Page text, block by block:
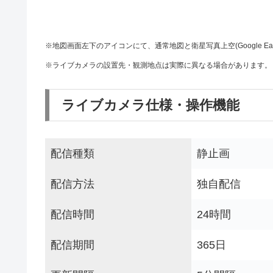
※地図画面左下のアイコンにて、通常地図と衛星写真上空(Google
※ライブカメラの設置先・観測地点は実際に異なる場合があります。
ライブカメラ仕様・操作機能
配信種類 静止画
配信方法 独自配信
配信時間 24時間
配信期間 365日